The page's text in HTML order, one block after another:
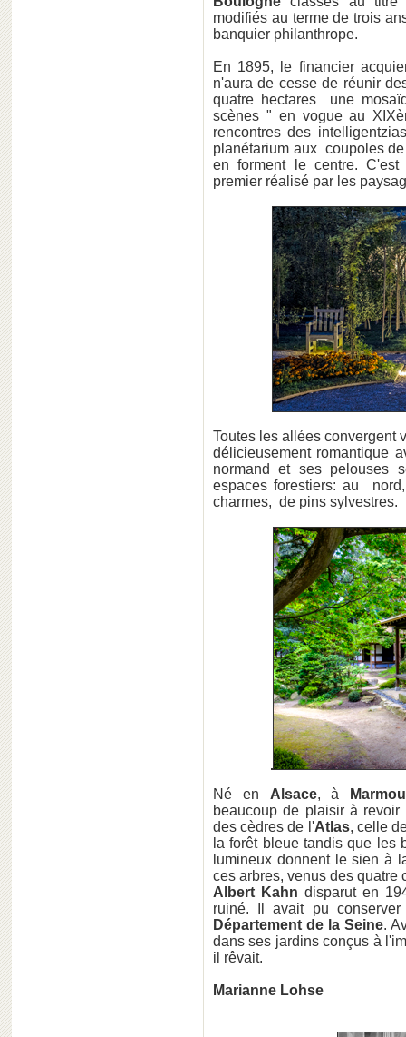
modifiés au terme de trois
banquier philanthrope.
En 1895, le financier
n'aura de cesse de réunir
quatre hectares une
scènes " en vogue au
rencontres des
planétarium aux coupoles
en forment le centre.
premier réalisé par les
Toutes les allées convergent
délicieusement romantique
normand et ses pelouses
espaces forestiers: au
charmes, de pins sylvestres.
Né en Alsace, à
beaucoup de plaisir à
des cèdres de l'Atlas, celle
la forêt bleue tandis que les
lumineux donnent le sien à
ces arbres, venus des quatre
Albert Kahn disparut en
ruiné. Il avait pu
Département de la Seine.
dans ses jardins conçus à
il rêvait.
Marianne Lohse